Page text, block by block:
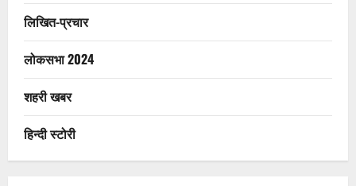
लिखित-प्रचार
लोकसभा 2024
शहरी खबर
हिन्दी स्टोरी